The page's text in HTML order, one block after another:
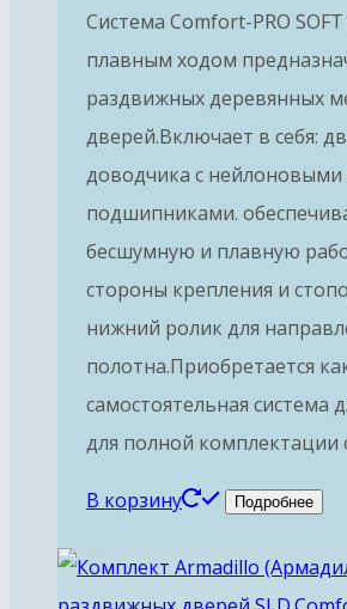
Система Comfort-PRO
плавным ходом
раздвижных деревянных
дверей.Включает в себя:
доводчика с нейлоновыми
подшипниками.
бесшумную и плавную
стороны крепления и
нижний ролик для
полотна.Приобретается
самостоятельная система
для полной комплектации
В корзину Подробнее